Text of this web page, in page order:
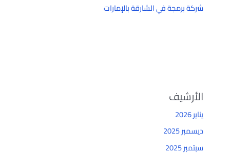
شركة برمجة في الشارقة بالإمارات
الأرشيف
يناير 2026
ديسمبر 2025
سبتمبر 2025